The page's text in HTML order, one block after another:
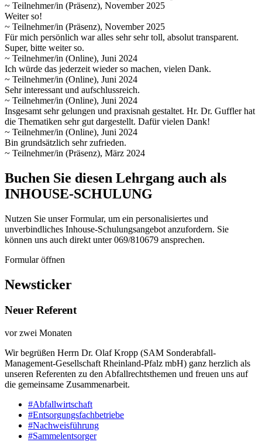
~ Teilnehmer/in (Präsenz), November 2025
Weiter so!
~ Teilnehmer/in (Präsenz), November 2025
Für mich persönlich war alles sehr sehr toll, absolut transparent.
Super, bitte weiter so.
~ Teilnehmer/in (Online), Juni 2024
Ich würde das jederzeit wieder so machen, vielen Dank.
~ Teilnehmer/in (Online), Juni 2024
Sehr interessant und aufschlussreich.
~ Teilnehmer/in (Online), Juni 2024
Insgesamt sehr gelungen und praxisnah gestaltet. Hr. Dr. Guffler hat
die Thematiken sehr gut dargestellt. Dafür vielen Dank!
~ Teilnehmer/in (Online), Juni 2024
Bin grundsätzlich sehr zufrieden.
~ Teilnehmer/in (Präsenz), März 2024
Buchen Sie diesen Lehrgang auch als
INHOUSE-SCHULUNG
Nutzen Sie unser Formular, um ein personalisiertes und
unverbindliches Inhouse-Schulungs­angebot anzufordern. Sie
können uns auch direkt unter 069/810679 ansprechen.
Formular öffnen
Newsticker
Neuer Referent
vor zwei Monaten
Wir begrüßen Herrn Dr. Olaf Kropp (SAM Sonderabfall-
Management-Gesellschaft Rheinland-Pfalz mbH) ganz herzlich als
unseren Referenten zu den Abfallrechtsthemen und freuen uns auf
die gemeinsame Zusammenarbeit.
#Abfallwirtschaft
#Entsorgungsfachbetriebe
#Nachweisführung
#Sammelentsorger